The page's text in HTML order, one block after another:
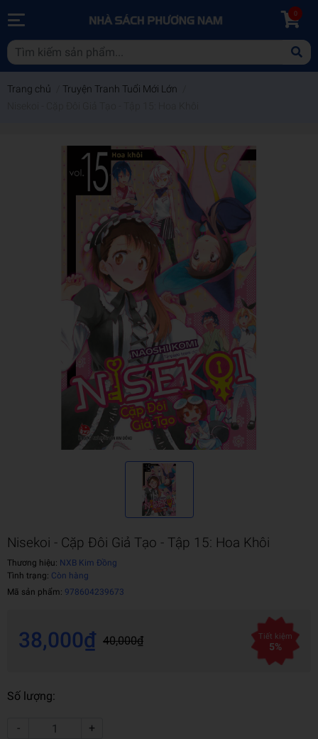
0
Trang chủ Truyện Tranh Tuổi Mới Lớn
Nisekoi - Cặp Đôi Giả Tạo - Tập 15: Hoa Khôi
Thương hiệu: NXB Kim Đồng
Tình trạng: Còn hàng
Mã sản phẩm: 978604239673
38,000₫ 40,000₫ Tiết kiệm
5%
Số lượng:
- +